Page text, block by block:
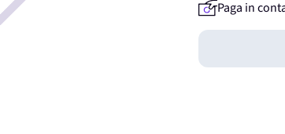
Paga in
Guadagna